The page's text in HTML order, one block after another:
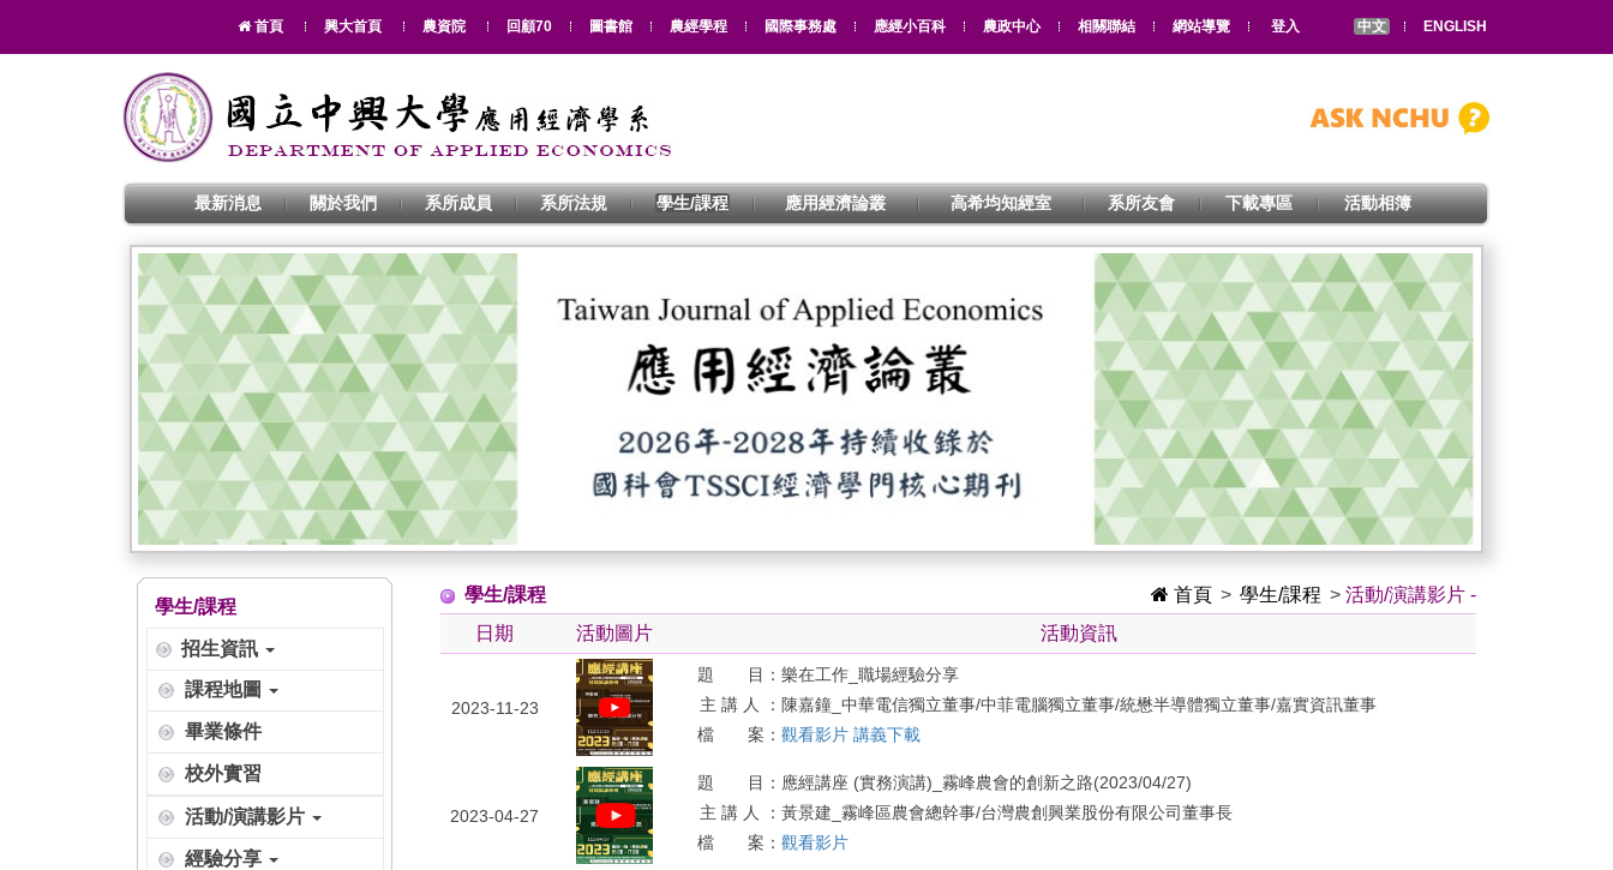
首頁 興大首頁 農資院 回顧70 圖書館 農經學程 國際事務處 應經小百科 農政中心 相關聯結 網站導覽 登入 中文 ENGLISH
最新消息 關於我們 系所成員 系所法規 學生/課程 應用經濟論叢 高希均知經室 系所友會 下載專區 活動相簿
學生/課程
招生資訊
課程地圖
畢業條件
校外實習
活動/演講影片
經驗分享
學生/課程 首頁 > 學生/課程 > 活動/演講影片 -
日期
活動圖片 活動資訊
2023-11-23
題 目： 樂在工作_職場經驗分享
主 講 人 ： 陳嘉鐘_中華電信獨立董事/中菲電腦獨立董事/統懋半導體獨立董事/嘉實資訊董事
檔 案： 觀看影片 講義下載
2023-04-27
題 目： 應經講座 (實務演講)_霧峰農會的創新之路(2023/04/27)
主 講 人 ： 黃景建_霧峰區農會總幹事/台灣農創興業股份有限公司董事長
檔 案： 觀看影片